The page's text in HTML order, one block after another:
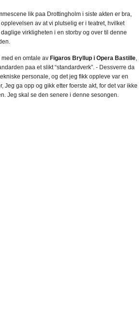
lik paa Drottingholm i siste akten er bra,
av at vi plutselig er i teatret, hvilket
virkligheten i en storby og over til denne
en omtale av Figaros Bryllup i Opera Bastille,
paa et slikt “standardverk”. - Dessverre da
personale, og det jeg fikk oppleve var en
Jeg ga opp og gikk etter foerste akt, for det var ikke
Jeg skal se den senere i denne sesongen.